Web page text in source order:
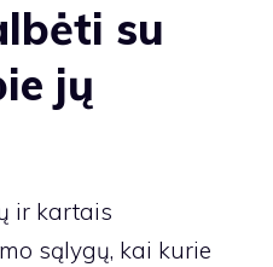
su
jų
ir kartais
sąlygų, kai kurie